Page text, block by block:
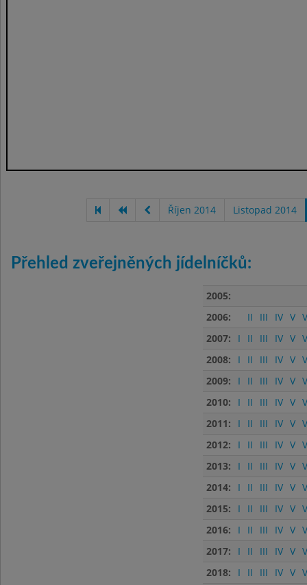
Říjen 2014 Listopad 2014
Přehled zveřejněných jídelníčků:
2005:
2006:
II III IV V
2007:
I II III IV V
2008:
I II III IV V
2009:
I II III IV V
2010:
I II III IV V
2011:
I II III IV V
2012:
I II III IV V
2013:
I II III IV V
2014:
I II III IV V
2015:
I II III IV V
2016:
I II III IV V
2017:
I II III IV V
2018:
I II III IV V